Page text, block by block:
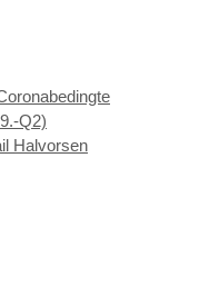
Q2)
Halvorsen